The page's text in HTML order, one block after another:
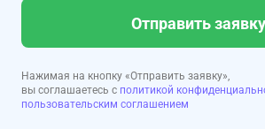
Отправить заявку
Нажимая на кнопку «Отправить заявку»,
вы соглашаетесь с политикой
пользовательским соглашением